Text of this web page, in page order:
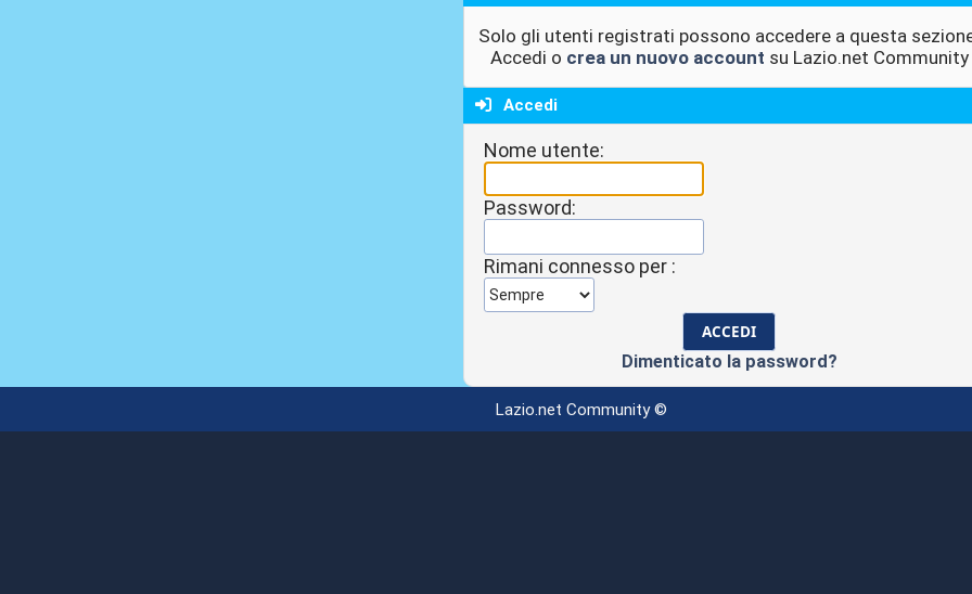
Solo gli utenti registrati possono accedere a questa
Accedi o crea un nuovo account su Lazio.net Community
Accedi
Nome utente:
Password:
Rimani connesso per :
Dimenticato la password?
Lazio.net Community ©